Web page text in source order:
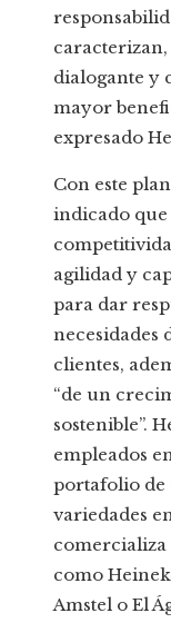
dialogante y
mayor
expresado
Con este
indicado
agilidad y
para dar
necesidades
clientes,
“de un
sostenible”.
empleados
portafolio de
variedades
comercializa
como
Amstel o El